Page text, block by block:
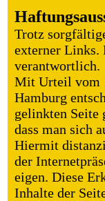
Trotz
externer Links.
verantwortlich.
Mit Urteil vom
Hamburg
gelinkten Seite
dass man sich
Hiermit
der
eigen. Diese
Inhalte der